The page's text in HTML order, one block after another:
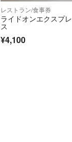
レストラン/食事券
ライドオンエクスプレ
ス
¥4,100